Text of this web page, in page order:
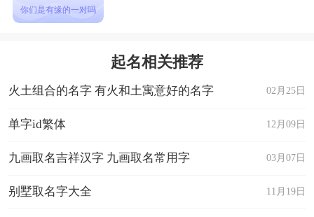
你们是有缘的一对吗
起名相关推荐
02月25日
火土组合的名字 有火和土寓意好的名字
12月09日
单字id繁体
03月07日
九画取名吉祥汉字 九画取名常用字
11月19日
别墅取名字大全